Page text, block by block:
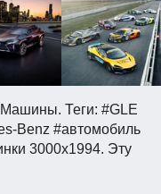
Теги: #GLE
Benz #автомобиль
3000x1994. Эту